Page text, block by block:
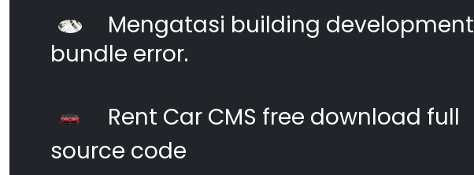
Mengatasi building development
bundle error.
Rent Car CMS free download full
source code